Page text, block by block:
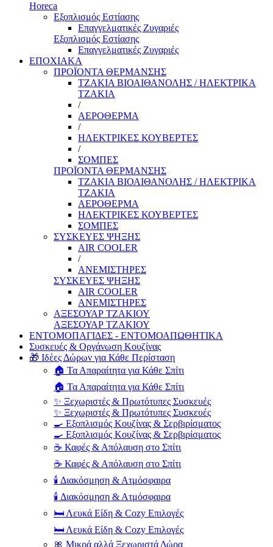
Horeca
Εξοπλισμός Εστίασης
Επαγγελματικές Ζυγαριές
Εξοπλισμός Εστίασης
Επαγγελματικές Ζυγαριές
ΕΠΟΧΙΑΚΑ
ΠΡΟΪΟΝΤΑ ΘΕΡΜΑΝΣΗΣ
ΤΖΑΚΙΑ ΒΙΟΑΙΘΑΝΟΛΗΣ / ΗΛΕΚΤΡΙΚΑ
ΤΖΑΚΙΑ
/
ΑΕΡΟΘΕΡΜΑ
/
ΗΛΕΚΤΡΙΚΕΣ ΚΟΥΒΕΡΤΕΣ
/
ΣΟΜΠΕΣ
ΠΡΟΪΟΝΤΑ ΘΕΡΜΑΝΣΗΣ
ΤΖΑΚΙΑ ΒΙΟΑΙΘΑΝΟΛΗΣ / ΗΛΕΚΤΡΙΚΑ
ΤΖΑΚΙΑ
ΑΕΡΟΘΕΡΜΑ
ΗΛΕΚΤΡΙΚΕΣ ΚΟΥΒΕΡΤΕΣ
ΣΟΜΠΕΣ
ΣΥΣΚΕΥΕΣ ΨΗΞΗΣ
AIR COOLER
/
ΑΝΕΜΙΣΤΗΡΕΣ
ΣΥΣΚΕΥΕΣ ΨΗΞΗΣ
AIR COOLER
ΑΝΕΜΙΣΤΗΡΕΣ
ΑΞΕΣΟΥΑΡ ΤΖΑΚΙΟΥ
ΑΞΕΣΟΥΑΡ ΤΖΑΚΙΟΥ
ΕΝΤΟΜΟΠΑΓΙΔΕΣ - ΕΝΤΟΜΟΑΠΩΘΗΤΙΚΑ
Συσκευές & Οργάνωση Κουζίνας
🎁 Ιδέες Δώρων για Κάθε Περίσταση
🏠 Τα Απαραίτητα για Κάθε Σπίτι
🏠 Τα Απαραίτητα για Κάθε Σπίτι
✨ Ξεχωριστές & Πρωτότυπες Συσκευές
✨ Ξεχωριστές & Πρωτότυπες Συσκευές
🍳 Εξοπλισμός Κουζίνας & Σερβιρίσματος
🍳 Εξοπλισμός Κουζίνας & Σερβιρίσματος
☕ Καφές & Απόλαυση στο Σπίτι
☕ Καφές & Απόλαυση στο Σπίτι
🕯️ Διακόσμηση & Ατμόσφαιρα
🕯️ Διακόσμηση & Ατμόσφαιρα
🛏️ Λευκά Είδη & Cozy Επιλογές
🛏️ Λευκά Είδη & Cozy Επιλογές
🎀 Μικρά αλλά Ξεχωριστά Δώρα